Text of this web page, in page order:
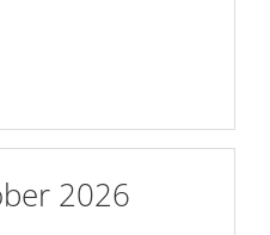
2026